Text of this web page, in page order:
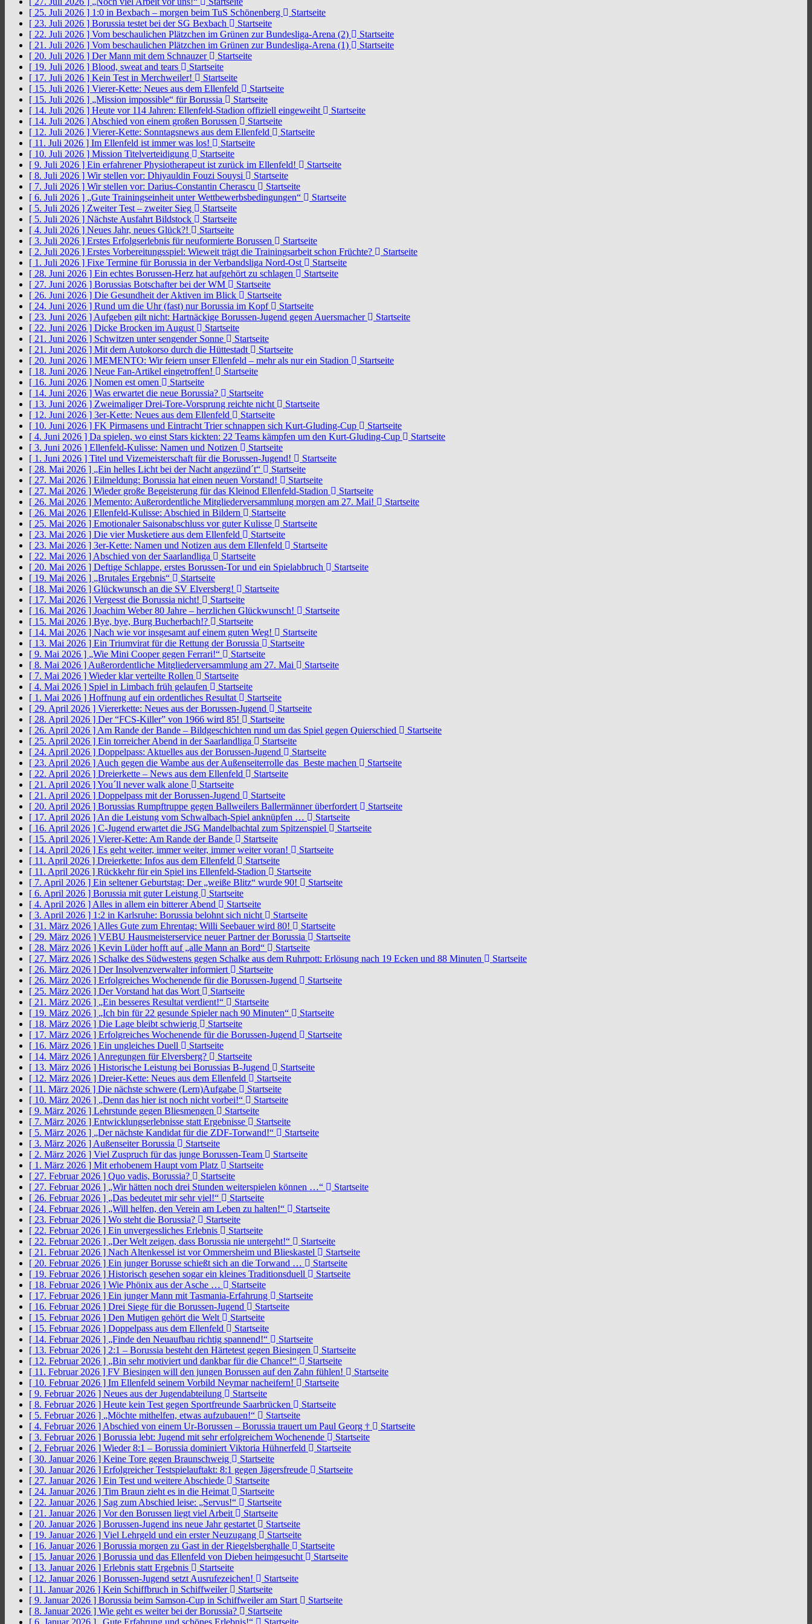
[ 25. Juli 2026 ] 1:0 in Bexbach – morgen beim TuS Schönenberg
Startseite
[ 23. Juli 2026 ] Borussia testet bei der SG Bexbach
Startseite
[ 22. Juli 2026 ] Vom beschaulichen Plätzchen im Grünen zur Bundesliga-Arena (2)
Startseite
[ 21. Juli 2026 ] Vom beschaulichen Plätzchen im Grünen zur Bundesliga-Arena (1)
Startseite
[ 20. Juli 2026 ] Der Mann mit dem Schnauzer
Startseite
[ 19. Juli 2026 ] Blood, sweat and tears
Startseite
[ 17. Juli 2026 ] Kein Test in Merchweiler!
Startseite
[ 15. Juli 2026 ] Vierer-Kette: Neues aus dem Ellenfeld
Startseite
[ 15. Juli 2026 ] „Mission impossible“ für Borussia
Startseite
[ 14. Juli 2026 ] Heute vor 114 Jahren: Ellenfeld-Stadion offiziell eingeweiht
Startseite
[ 14. Juli 2026 ] Abschied von einem großen Borussen
Startseite
[ 12. Juli 2026 ] Vierer-Kette: Sonntagsnews aus dem Ellenfeld
Startseite
[ 11. Juli 2026 ] Im Ellenfeld ist immer was los!
Startseite
[ 10. Juli 2026 ] Mission Titelverteidigung
Startseite
[ 9. Juli 2026 ] Ein erfahrener Physiotherapeut ist zurück im Ellenfeld!
Startseite
[ 8. Juli 2026 ] Wir stellen vor: Dhiyauldin Fouzi Souysi
Startseite
[ 7. Juli 2026 ] Wir stellen vor: Darius-Constantin Cherascu
Startseite
[ 6. Juli 2026 ] „Gute Trainingseinheit unter Wettbewerbsbedingungen“
Startseite
[ 5. Juli 2026 ] Zweiter Test – zweiter Sieg
Startseite
[ 5. Juli 2026 ] Nächste Ausfahrt Bildstock
Startseite
[ 4. Juli 2026 ] Neues Jahr, neues Glück?!
Startseite
[ 3. Juli 2026 ] Erstes Erfolgserlebnis für neuformierte Borussen
Startseite
[ 2. Juli 2026 ] Erstes Vorbereitungsspiel: Wieweit trägt die Trainingsarbeit schon Früchte?
Startseite
[ 1. Juli 2026 ] Fixe Termine für Borussia in der Verbandsliga Nord-Ost
Startseite
[ 28. Juni 2026 ] Ein echtes Borussen-Herz hat aufgehört zu schlagen
Startseite
[ 27. Juni 2026 ] Borussias Botschafter bei der WM
Startseite
[ 26. Juni 2026 ] Die Gesundheit der Aktiven im Blick
Startseite
[ 24. Juni 2026 ] Rund um die Uhr (fast) nur Borussia im Kopf
Startseite
[ 23. Juni 2026 ] Aufgeben gilt nicht: Hartnäckige Borussen-Jugend gegen Auersmacher
Startseite
[ 22. Juni 2026 ] Dicke Brocken im August
Startseite
[ 21. Juni 2026 ] Schwitzen unter sengender Sonne
Startseite
[ 21. Juni 2026 ] Mit dem Autokorso durch die Hüttestadt
Startseite
[ 20. Juni 2026 ] MEMENTO: Wir feiern unser Ellenfeld – mehr als nur ein Stadion
Startseite
[ 18. Juni 2026 ] Neue Fan-Artikel eingetroffen!
Startseite
[ 16. Juni 2026 ] Nomen est omen
Startseite
[ 14. Juni 2026 ] Was erwartet die neue Borussia?
Startseite
[ 13. Juni 2026 ] Zweimaliger Drei-Tore-Vorsprung reichte nicht
Startseite
[ 12. Juni 2026 ] 3er-Kette: Neues aus dem Ellenfeld
Startseite
[ 10. Juni 2026 ] FK Pirmasens und Eintracht Trier schnappen sich Kurt-Gluding-Cup
Startseite
[ 4. Juni 2026 ] Da spielen, wo einst Stars kickten: 22 Teams kämpfen um den Kurt-Gluding-Cup
Startseite
[ 3. Juni 2026 ] Ellenfeld-Kulisse: Namen und Notizen
Startseite
[ 1. Juni 2026 ] Titel und Vizemeisterschaft für die Borussen-Jugend!
Startseite
[ 28. Mai 2026 ] „Ein helles Licht bei der Nacht angezünd´t“
Startseite
[ 27. Mai 2026 ] Eilmeldung: Borussia hat einen neuen Vorstand!
Startseite
[ 27. Mai 2026 ] Wieder große Begeisterung für das Kleinod Ellenfeld-Stadion
Startseite
[ 26. Mai 2026 ] Memento: Außerordentliche Mitgliederversammlung morgen am 27. Mai!
Startseite
[ 26. Mai 2026 ] Ellenfeld-Kulisse: Abschied in Bildern
Startseite
[ 25. Mai 2026 ] Emotionaler Saisonabschluss vor guter Kulisse
Startseite
[ 23. Mai 2026 ] Die vier Musketiere aus dem Ellenfeld
Startseite
[ 23. Mai 2026 ] 3er-Kette: Namen und Notizen aus dem Ellenfeld
Startseite
[ 22. Mai 2026 ] Abschied von der Saarlandliga
Startseite
[ 20. Mai 2026 ] Deftige Schlappe, erstes Borussen-Tor und ein Spielabbruch
Startseite
[ 19. Mai 2026 ] „Brutales Ergebnis“
Startseite
[ 18. Mai 2026 ] Glückwunsch an die SV Elversberg!
Startseite
[ 17. Mai 2026 ] Vergesst die Borussia nicht!
Startseite
[ 16. Mai 2026 ] Joachim Weber 80 Jahre – herzlichen Glückwunsch!
Startseite
[ 15. Mai 2026 ] Bye, bye, Burg Bucherbach!?
Startseite
[ 14. Mai 2026 ] Nach wie vor insgesamt auf einem guten Weg!
Startseite
[ 13. Mai 2026 ] Ein Triumvirat für die Rettung der Borussia
Startseite
[ 9. Mai 2026 ] „Wie Mini Cooper gegen Ferrari!“
Startseite
[ 8. Mai 2026 ] Außerordentliche Mitgliederversammlung am 27. Mai
Startseite
[ 7. Mai 2026 ] Wieder klar verteilte Rollen
Startseite
[ 4. Mai 2026 ] Spiel in Limbach früh gelaufen
Startseite
[ 1. Mai 2026 ] Hoffnung auf ein ordentliches Resultat
Startseite
[ 29. April 2026 ] Viererkette: Neues aus der Borussen-Jugend
Startseite
[ 28. April 2026 ] Der “FCS-Killer” von 1966 wird 85!
Startseite
[ 26. April 2026 ] Am Rande der Bande – Bildgeschichten rund um das Spiel gegen Quierschied
Startseite
[ 25. April 2026 ] Ein torreicher Abend in der Saarlandliga
Startseite
[ 24. April 2026 ] Doppelpass: Aktuelles aus der Borussen-Jugend
Startseite
[ 23. April 2026 ] Auch gegen die Wambe aus der Außenseiterrolle das Beste machen
Startseite
[ 22. April 2026 ] Dreierkette – News aus dem Ellenfeld
Startseite
[ 21. April 2026 ]You´ll never walk alone
Startseite
[ 21. April 2026 ] Doppelpass mit der Borussen-Jugend
Startseite
[ 20. April 2026 ] Borussias Rumpftruppe gegen Ballweilers Ballermänner überfordert
Startseite
[ 17. April 2026 ] An die Leistung vom Schwalbach-Spiel anknüpfen …
Startseite
[ 16. April 2026 ] C-Jugend erwartet die JSG Mandelbachtal zum Spitzenspiel
Startseite
[ 15. April 2026 ] Vierer-Kette: Am Rande der Bande
Startseite
[ 14. April 2026 ] Es geht weiter, immer weiter, immer weiter voran!
Startseite
[ 11. April 2026 ] Dreierkette: Infos aus dem Ellenfeld
Startseite
[ 11. April 2026 ] Rückkehr für ein Spiel ins Ellenfeld-Stadion
Startseite
[ 7. April 2026 ] Ein seltener Geburtstag: Der „weiße Blitz“ wurde 90!
Startseite
[ 6. April 2026 ] Borussia mit guter Leistung
Startseite
[ 4. April 2026 ] Alles in allem ein bitterer Abend
Startseite
[ 3. April 2026 ] 1:2 in Karlsruhe: Borussia belohnt sich nicht
Startseite
[ 31. März 2026 ] Alles Gute zum Ehrentag: Willi Seebauer wird 80!
Startseite
[ 29. März 2026 ] VEBU Hausmeisterservice neuer Partner der Borussia
Startseite
[ 28. März 2026 ] Kevin Lüder hofft auf „alle Mann an Bord“
Startseite
[ 27. März 2026 ] Schalke des Südwestens gegen Schalke aus dem Ruhrpott: Erlösung nach 19 Ecken und 88 Minuten
Startseite
[ 26. März 2026 ] Der Insolvenzverwalter informiert
Startseite
[ 26. März 2026 ] Erfolgreiches Wochenende für die Borussen-Jugend
Startseite
[ 25. März 2026 ] Der Vorstand hat das Wort
Startseite
[ 21. März 2026 ] „Ein besseres Resultat verdient!“
Startseite
[ 19. März 2026 ] „Ich bin für 22 gesunde Spieler nach 90 Minuten“
Startseite
[ 18. März 2026 ] Die Lage bleibt schwierig
Startseite
[ 17. März 2026 ] Erfolgreiches Wochenende für die Borussen-Jugend
Startseite
[ 16. März 2026 ] Ein ungleiches Duell
Startseite
[ 14. März 2026 ] Anregungen für Elversberg?
Startseite
[ 13. März 2026 ] Historische Leistung bei Borussias B-Jugend
Startseite
[ 12. März 2026 ] Dreier-Kette: Neues aus dem Ellenfeld
Startseite
[ 11. März 2026 ] Die nächste schwere (Lern)Aufgabe
Startseite
[ 10. März 2026 ] „Denn das hier ist noch nicht vorbei!“
Startseite
[ 9. März 2026 ] Lehrstunde gegen Bliesmengen
Startseite
[ 7. März 2026 ] Entwicklungserlebnisse statt Ergebnisse
Startseite
[ 5. März 2026 ] „Der nächste Kandidat für die ZDF-Torwand!“
Startseite
[ 3. März 2026 ] Außenseiter Borussia
Startseite
[ 2. März 2026 ] Viel Zuspruch für das junge Borussen-Team
Startseite
[ 1. März 2026 ] Mit erhobenem Haupt vom Platz
Startseite
[ 27. Februar 2026 ] Quo vadis, Borussia?
Startseite
[ 27. Februar 2026 ] „Wir hätten noch drei Stunden weiterspielen können …“
Startseite
[ 26. Februar 2026 ] „Das bedeutet mir sehr viel!“
Startseite
[ 24. Februar 2026 ] „Will helfen, den Verein am Leben zu halten!“
Startseite
[ 23. Februar 2026 ] Wo steht die Borussia?
Startseite
[ 22. Februar 2026 ] Ein unvergessliches Erlebnis
Startseite
[ 22. Februar 2026 ] „Der Welt zeigen, dass Borussia nie untergeht!“
Startseite
[ 21. Februar 2026 ] Nach Altenkessel ist vor Ommersheim und Blieskastel
Startseite
[ 20. Februar 2026 ] Ein junger Borusse schießt sich an die Torwand …
Startseite
[ 19. Februar 2026 ] Historisch gesehen sogar ein kleines Traditionsduell
Startseite
[ 18. Februar 2026 ] Wie Phönix aus der Asche …
Startseite
[ 17. Februar 2026 ] Ein junger Mann mit Tasmania-Erfahrung
Startseite
[ 16. Februar 2026 ] Drei Siege für die Borussen-Jugend
Startseite
[ 15. Februar 2026 ] Den Mutigen gehört die Welt
Startseite
[ 15. Februar 2026 ] Doppelpass aus dem Ellenfeld
Startseite
[ 14. Februar 2026 ] „Finde den Neuaufbau richtig spannend!“
Startseite
[ 13. Februar 2026 ] 2:1 – Borussia besteht den Härtetest gegen Biesingen
Startseite
[ 12. Februar 2026 ] „Bin sehr motiviert und dankbar für die Chance!“
Startseite
[ 11. Februar 2026 ] FV Biesingen will den jungen Borussen auf den Zahn fühlen!
Startseite
[ 10. Februar 2026 ] Im Ellenfeld seinem Vorbild Neymar nacheifern!
Startseite
[ 9. Februar 2026 ] Neues aus der Jugendabteilung
Startseite
[ 8. Februar 2026 ] Heute kein Test gegen Sportfreunde Saarbrücken
Startseite
[ 5. Februar 2026 ] „Möchte mithelfen, etwas aufzubauen!“
Startseite
[ 4. Februar 2026 ] Abschied von einem Ur-Borussen – Borussia trauert um Paul Georg †
Startseite
[ 3. Februar 2026 ] Borussia lebt: Jugend mit sehr erfolgreichem Wochenende
Startseite
[ 2. Februar 2026 ] Wieder 8:1 – Borussia dominiert Viktoria Hühnerfeld
Startseite
[ 30. Januar 2026 ] Keine Tore gegen Braunschweig
Startseite
[ 30. Januar 2026 ] Erfolgreicher Testspielauftakt: 8:1 gegen Jägersfreude
Startseite
[ 27. Januar 2026 ] Ein Test und weitere Abschiede
Startseite
[ 24. Januar 2026 ] Tim Braun zieht es in die Heimat
Startseite
[ 22. Januar 2026 ] Sag zum Abschied leise: „Servus!“
Startseite
[ 21. Januar 2026 ] Vor den Borussen liegt viel Arbeit
Startseite
[ 20. Januar 2026 ] Borussen-Jugend ins neue Jahr gestartet
Startseite
[ 19. Januar 2026 ] Viel Lehrgeld und ein erster Neuzugang
Startseite
[ 16. Januar 2026 ] Borussia morgen zu Gast in der Riegelsberghalle
Startseite
[ 15. Januar 2026 ] Borussia und das Ellenfeld von Dieben heimgesucht
Startseite
[ 13. Januar 2026 ] Erlebnis statt Ergebnis
Startseite
[ 12. Januar 2026 ] Borussen-Jugend setzt Ausrufezeichen!
Startseite
[ 11. Januar 2026 ] Kein Schiffbruch in Schiffweiler
Startseite
[ 9. Januar 2026 ] Borussia beim Samson-Cup in Schiffweiler am Start
Startseite
[ 8. Januar 2026 ] Wie geht es weiter bei der Borussia?
Startseite
[ 6. Januar 2026 ]
„Gute Erfahrung und schönes Erlebnis!“ Startseite